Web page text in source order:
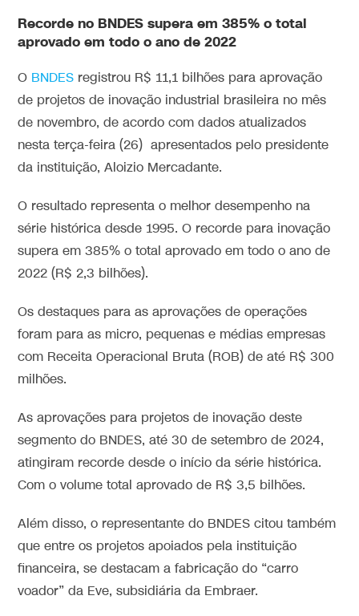
Recorde no BNDES supera em 385% o total
aprovado em todo o ano de 2022
O BNDES registrou R$ 11,1 bilhões para aprovação
de projetos de inovação industrial brasileira no mês
de novembro, de acordo com dados atualizados
nesta terça-feira (26) apresentados pelo presidente
da instituição, Aloizio Mercadante.
O resultado representa o melhor desempenho na
série histórica desde 1995. O recorde para inovação
supera em 385% o total aprovado em todo o ano de
2022 (R$ 2,3 bilhões).
Os destaques para as aprovações de operações
foram para as micro, pequenas e médias empresas
com Receita Operacional Bruta (ROB) de até R$ 300
milhões.
As aprovações para projetos de inovação deste
segmento do BNDES, até 30 de setembro de 2024,
atingiram recorde desde o início da série histórica.
Com o volume total aprovado de R$ 3,5 bilhões.
Além disso, o representante do BNDES citou também
que entre os projetos apoiados pela instituição
financeira, se destacam a fabricação do “carro
voador” da Eve, subsidiária da Embraer.